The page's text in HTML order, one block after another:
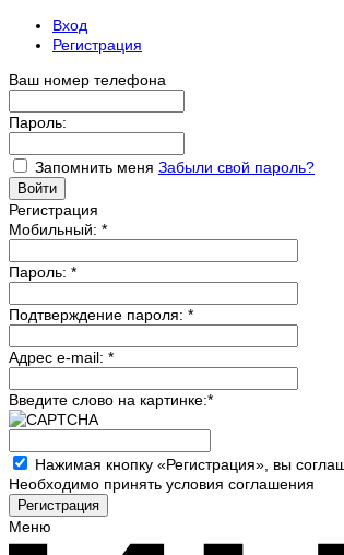
Вход
Регистрация
Ваш номер телефона
Пароль:
Запомнить меня Забыли свой пароль?
Регистрация
Мобильный: *
Пароль: *
Подтверждение пароля: *
Адрес e-mail: *
Введите слово на картинке:*
Нажимая кнопку «Регистрация», вы
Необходимо принять условия соглашения
Меню